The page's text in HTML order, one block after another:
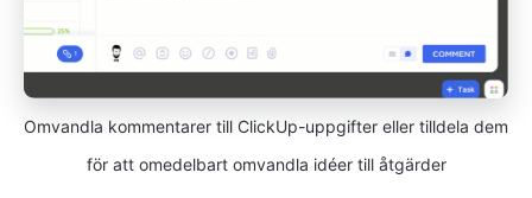
Omvandla kommentarer till ClickUp-uppgifter eller tilldela dem
för att omedelbart omvandla idéer till åtgärder